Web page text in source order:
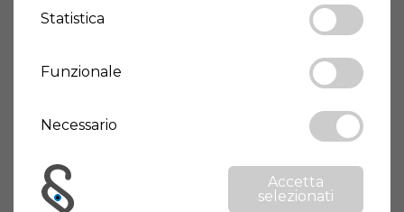
Stato immobile
Buono/abitabile
Statistica
Funzionale
Necessario
Accetta
selezionati